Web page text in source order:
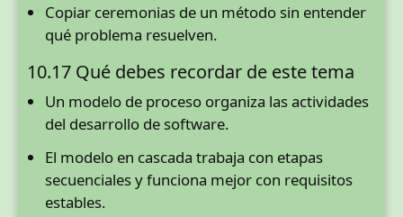
Copiar ceremonias de un método sin entender
qué problema resuelven.
10.17 Qué debes recordar de este tema
Un modelo de proceso organiza las actividades
del desarrollo de software.
El modelo en cascada trabaja con etapas
secuenciales y funciona mejor con requisitos
estables.